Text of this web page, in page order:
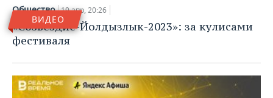
ВУЗЫ ТАТАРСТАНА
КОМУ ПРИНАДЛЕЖАТ
ТОРГОВЫЕ ЦЕНТРЫ
БАНКИ
БЮДЖЕТ
ИНВЕСТИЦИИ
АГРОПРОМ
МАШИНОСТРОЕНИЕ
НОВОСТИ НЕДВИЖИМОСТИ
АВТО
НОВОСТИ АВТО
БИЗНЕС
НОВОСТИ БИЗНЕСА
РОЗНИЧНАЯ ТОРГОВЛЯ
ТЕХНОЛОГИИ
НОВОСТИ ТЕХНОЛОГИЙ
МЕРОПРИЯТИЯ
ВИДЕО
Общество 19 апр, 20:26
«Созвездие-Йолдызлык-2023»: за кулисами
фестиваля